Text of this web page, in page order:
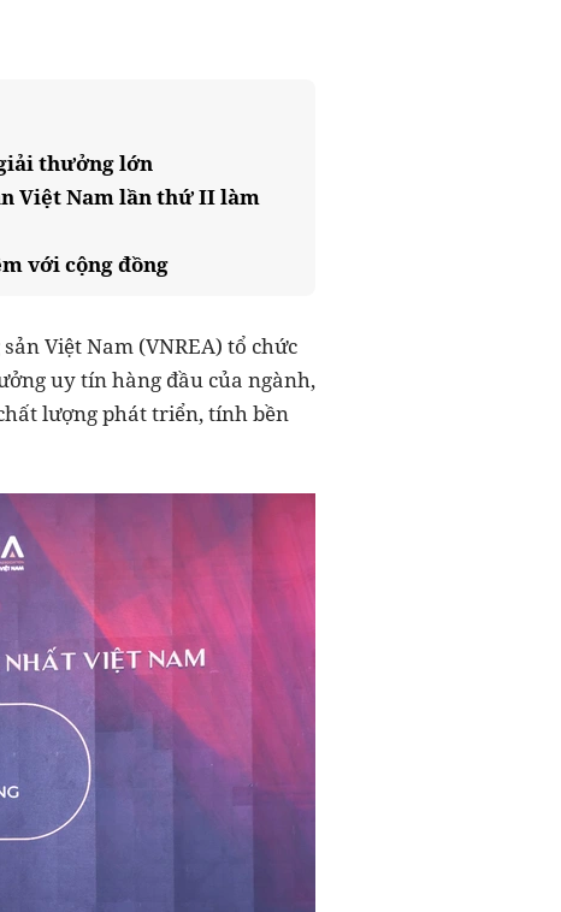
thưởng lớn
Việt Nam lần thứ II làm
với cộng đồng
Việt Nam (VNREA) tổ chức
uy tín hàng đầu của ngành,
lượng phát triển, tính bền